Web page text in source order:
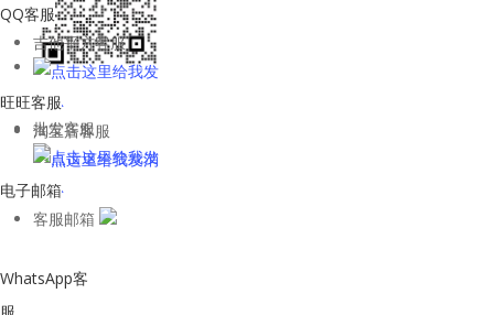
QQ客服
吉他平方客服
批发客服
旺旺客服
淘宝店客服
电子邮箱
客服邮箱
WhatsApp客